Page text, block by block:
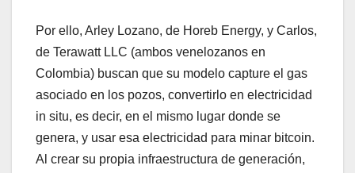
Por ello, Arley Lozano, de Horeb Energy, y Carlos,
de Terawatt LLC (ambos venelozanos en
Colombia) buscan que su modelo capture el gas
asociado en los pozos, convertirlo en electricidad
in situ, es decir, en el mismo lugar donde se
genera, y usar esa electricidad para minar bitcoin.
Al crear su propia infraestructura de generación,